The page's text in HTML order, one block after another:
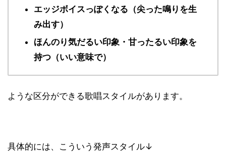
エッジボイスっぽくなる（尖った鳴りを生
み出す）
ほんのり気だるい印象・甘ったるい印象を
持つ（いい意味で）
ような区分ができる歌唱スタイルがあります。
具体的には、こういう発声スタイル↓